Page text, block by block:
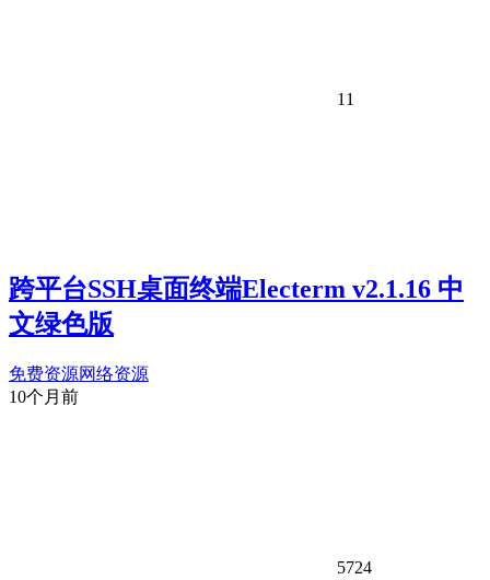
11
跨平台SSH桌面终端Electerm v2.1.16 中
文绿色版
免费资源网络资源
10个月前
5724